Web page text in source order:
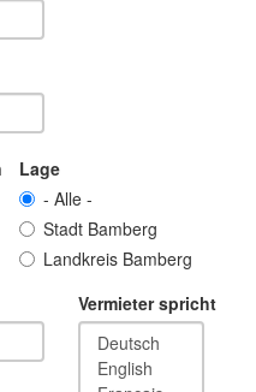
Lage
- Alle -
Stadt Bamberg
Landkreis Bamberg
Vermieter spricht